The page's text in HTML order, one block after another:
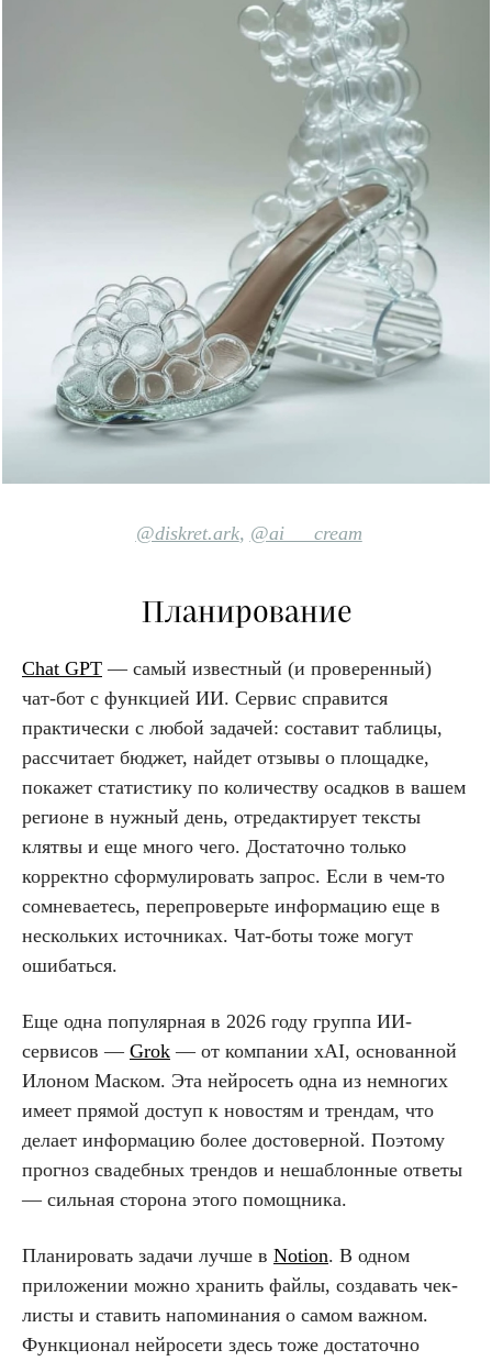
@diskret.ark, @ai___cream
Планирование
Chat GPT — самый известный (и проверенный)
чат-бот с функцией ИИ. Сервис справится
практически с любой задачей: составит таблицы,
рассчитает бюджет, найдет отзывы о площадке,
покажет статистику по количеству осадков в вашем
регионе в нужный день, отредактирует тексты
клятвы и еще много чего. Достаточно только
корректно сформулировать запрос. Если в чем-то
сомневаетесь, перепроверьте информацию еще в
нескольких источниках. Чат-боты тоже могут
ошибаться.
Еще одна популярная в 2026 году группа ИИ-
сервисов — Grok — от компании xAI, основанной
Илоном Маском. Эта нейросеть одна из немногих
имеет прямой доступ к новостям и трендам, что
делает информацию более достоверной. Поэтому
прогноз свадебных трендов и нешаблонные ответы
— сильная сторона этого помощника.
Планировать задачи лучше в Notion. В одном
приложении можно хранить файлы, создавать чек-
листы и ставить напоминания о самом важном.
Функционал нейросети здесь тоже достаточно